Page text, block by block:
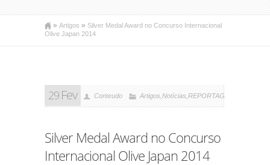
» Artigos » Silver Medal Award no Concurso Internacional
Olive Japan 2014
29 Fev Conteudo Artigos ,Notícias ,REPORTAGENS
Silver Medal Award no Concurso
Internacional Olive Japan 2014